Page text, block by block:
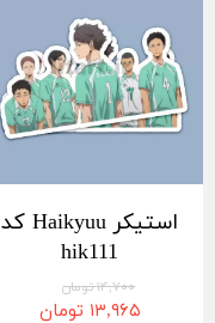
استیکر Haikyuu کد
hik111
۱۴,۷۰۰ تومان
۱۳,۹۶۵ تومان